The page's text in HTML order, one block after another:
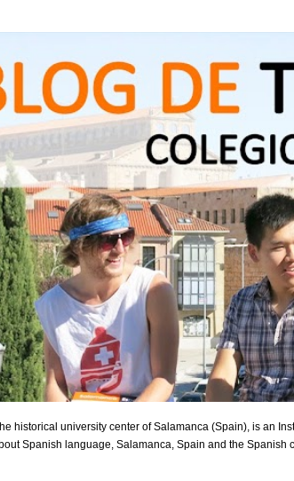
historical university center of Salamanca (Spain), is an
Spanish language, Salamanca, Spain and the Spanish